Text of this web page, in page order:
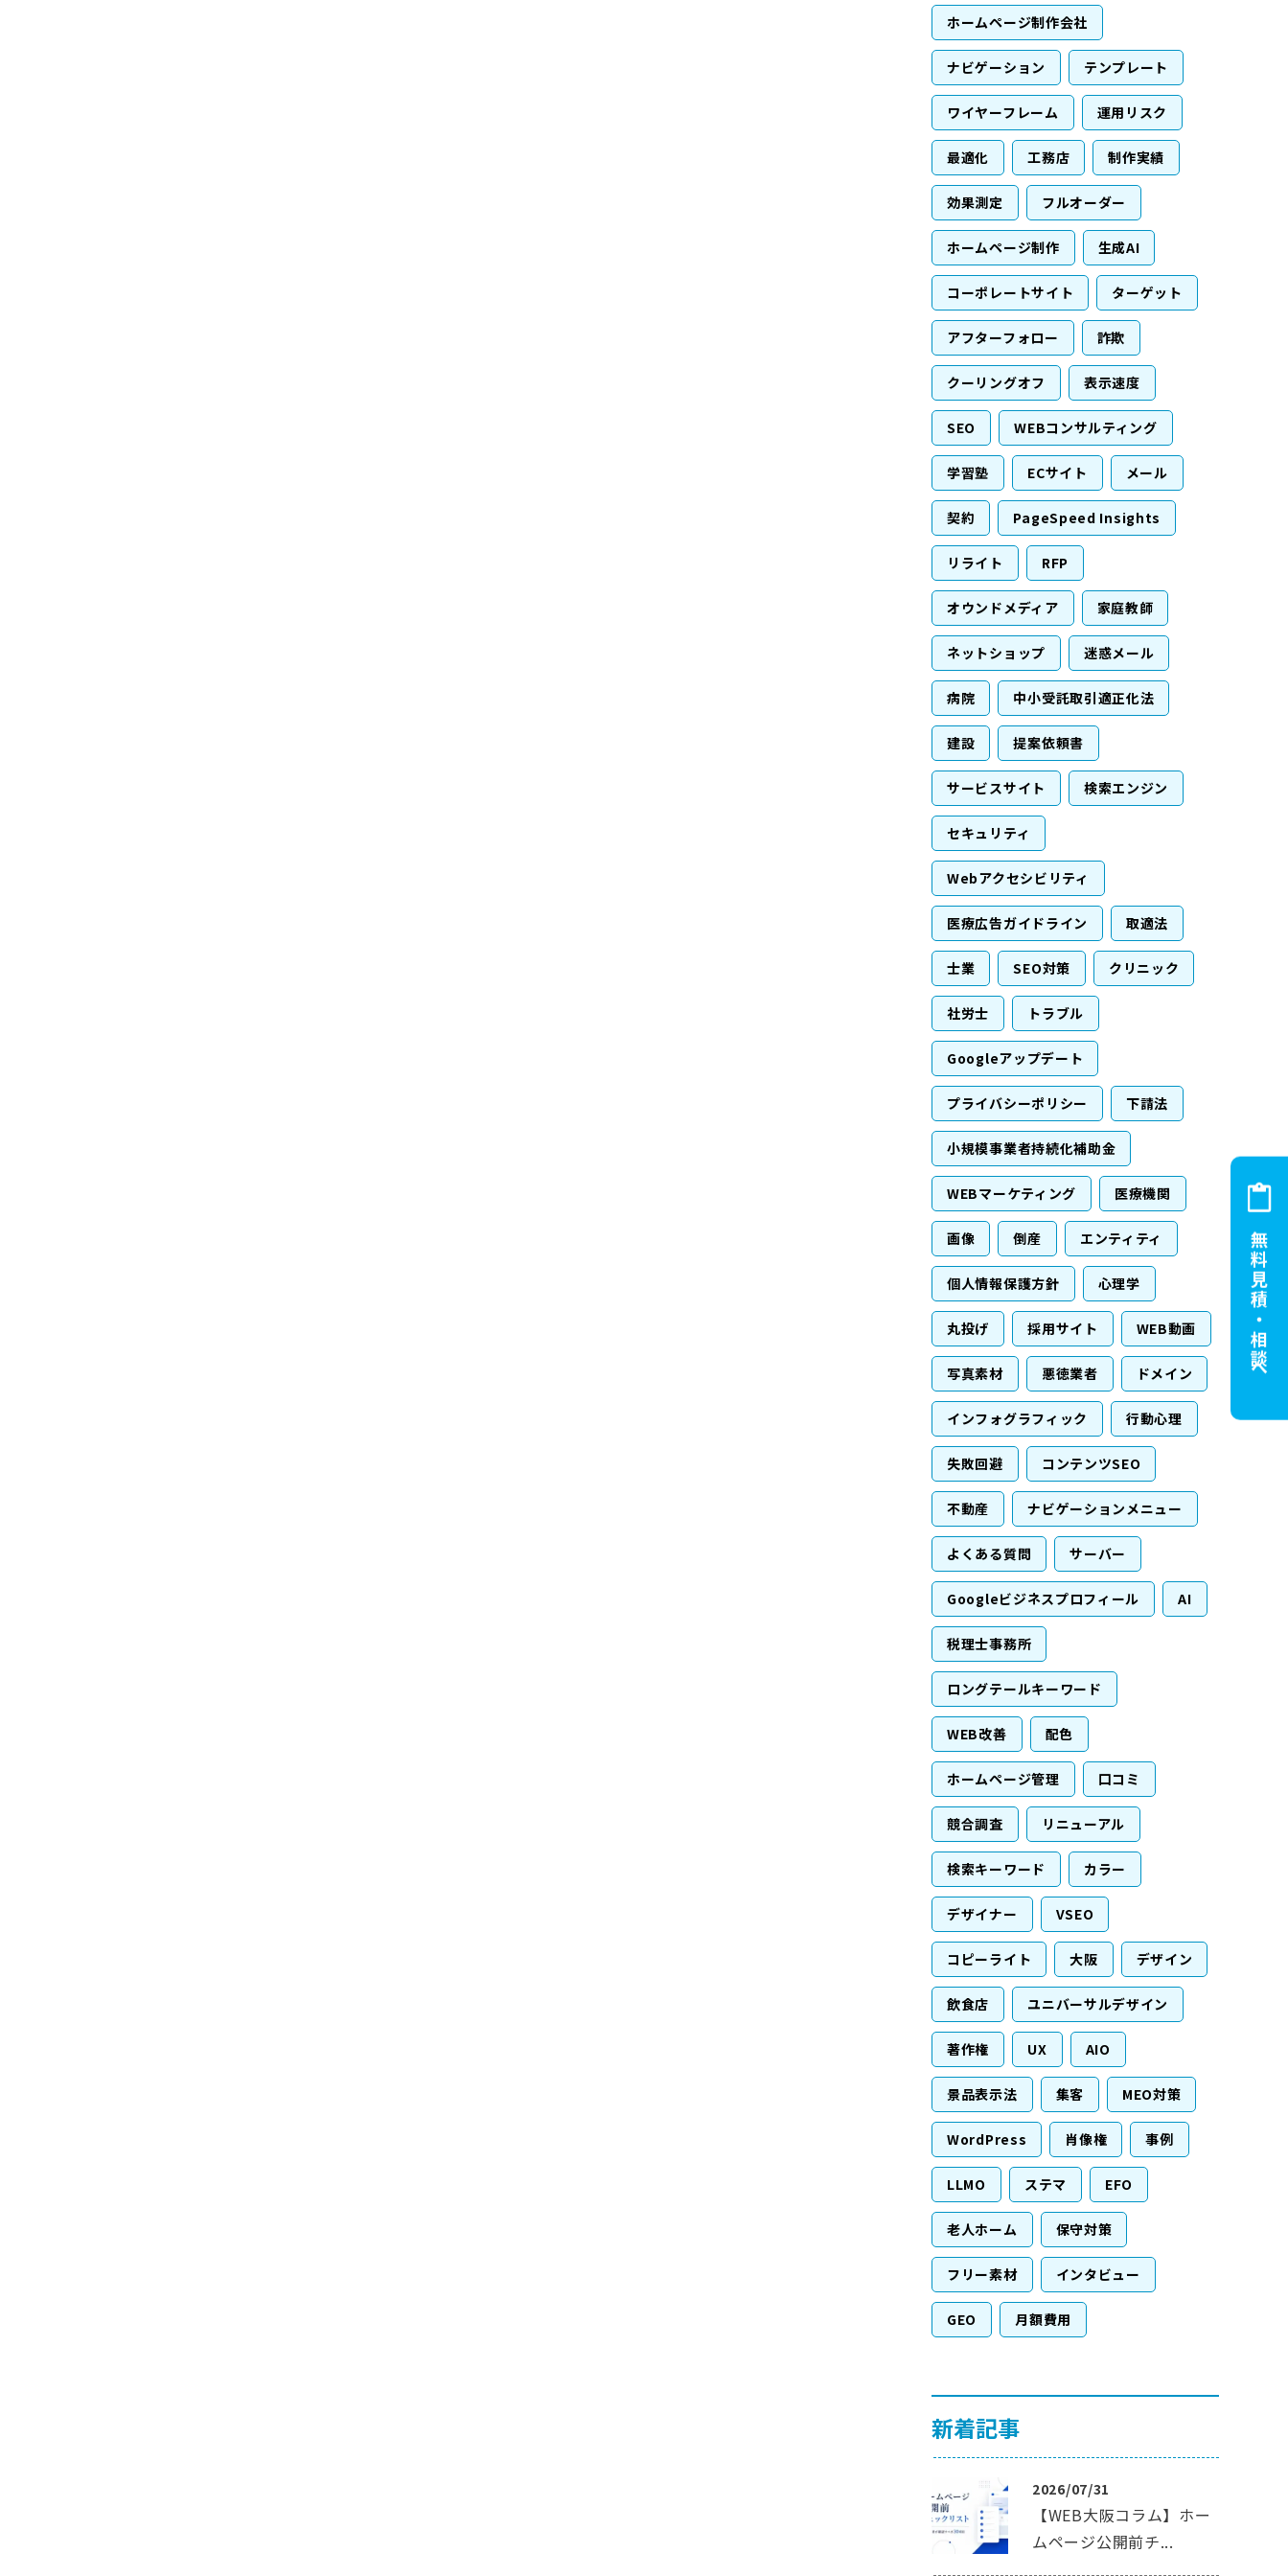
ホームページ制作会社
ナビゲーション テンプレート
ワイヤーフレーム 運用リスク
最適化 工務店 制作実績
効果測定 フルオーダー
ホームページ制作 生成AI
コーポレートサイト ターゲット
アフターフォロー 詐欺
クーリングオフ 表示速度
SEO WEBコンサルティング
学習塾 ECサイト メール
契約 PageSpeed Insights
リライト RFP
オウンドメディア 家庭教師
ネットショップ 迷惑メール
病院 中小受託取引適正化法
建設 提案依頼書
サービスサイト 検索エンジン
セキュリティ
Webアクセシビリティ
医療広告ガイドライン 取適法
士業 SEO対策 クリニック
社労士 トラブル
Googleアップデート
プライバシーポリシー 下請法
小規模事業者持続化補助金
WEBマーケティング 医療機関
画像 倒産 エンティティ
個人情報保護方針 心理学
丸投げ 採用サイト WEB動画
写真素材 悪徳業者 ドメイン
インフォグラフィック 行動心理
失敗回避 コンテンツSEO
不動産 ナビゲーションメニュー
よくある質問 サーバー
Googleビジネスプロフィール AI
税理士事務所
ロングテールキーワード
WEB改善 配色
ホームページ管理 口コミ
競合調査 リニューアル
検索キーワード カラー
デザイナー VSEO
コピーライト 大阪 デザイン
飲食店 ユニバーサルデザイン
著作権 UX AIO
景品表示法 集客 MEO対策
WordPress 肖像権 事例
LLMO ステマ EFO
老人ホーム 保守対策
フリー素材 インタビュー
GEO 月額費用
新着記事
2026/07/31
【WEB大阪コラム】ホー
ムページ公開前チ...
無料見積・相談へ